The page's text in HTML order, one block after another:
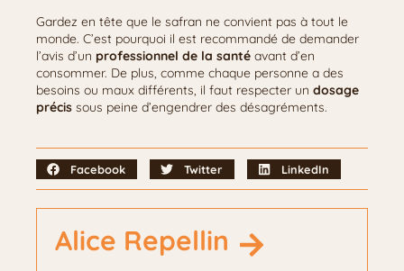
Gardez en tête que le safran ne convient pas à tout le
monde. C’est pourquoi il est recommandé de demander
l’avis d’un professionnel de la santé avant d’en
consommer. De plus, comme chaque personne a des
besoins ou maux différents, il faut respecter un dosage
précis sous peine d’engendrer des désagréments.
Facebook Twitter LinkedIn
Alice Repellin